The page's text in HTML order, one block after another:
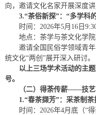
向，邀请文化名家开展深度
3.“茶俗新探”：“多学科
时间：2026年5月16日
地点：茶学与茶文化学
邀请全国民俗学领域青
统文化“两创”展开深入研讨。
以上三场学术活动的主
号。
（二）得荼传薪——技
1.“春茶撷芳”：采茶制
时间：2026年4月底（“